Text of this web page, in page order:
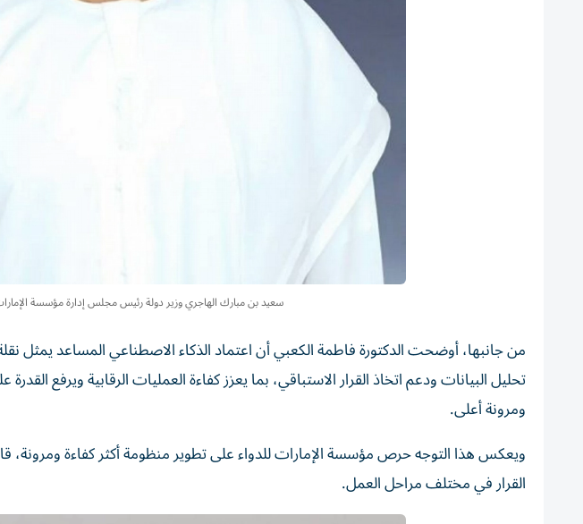
سعيد بن مبارك الهاجري وزير دولة رئيس مجلس إدارة مؤسسة
من جانبها، أوضحت الدكتورة فاطمة الكعبي أن اعتماد الذكاء الاصطناعي المساعد يمثل
تحليل البيانات ودعم اتخاذ القرار الاستباقي، بما يعزز كفاءة العمليات الرقابية ويرفع
ومرونة أعلى.
ويعكس هذا التوجه حرص مؤسسة الإمارات للدواء على تطوير منظومة أكثر كفاءة ومرونة،
القرار في مختلف مراحل العمل.